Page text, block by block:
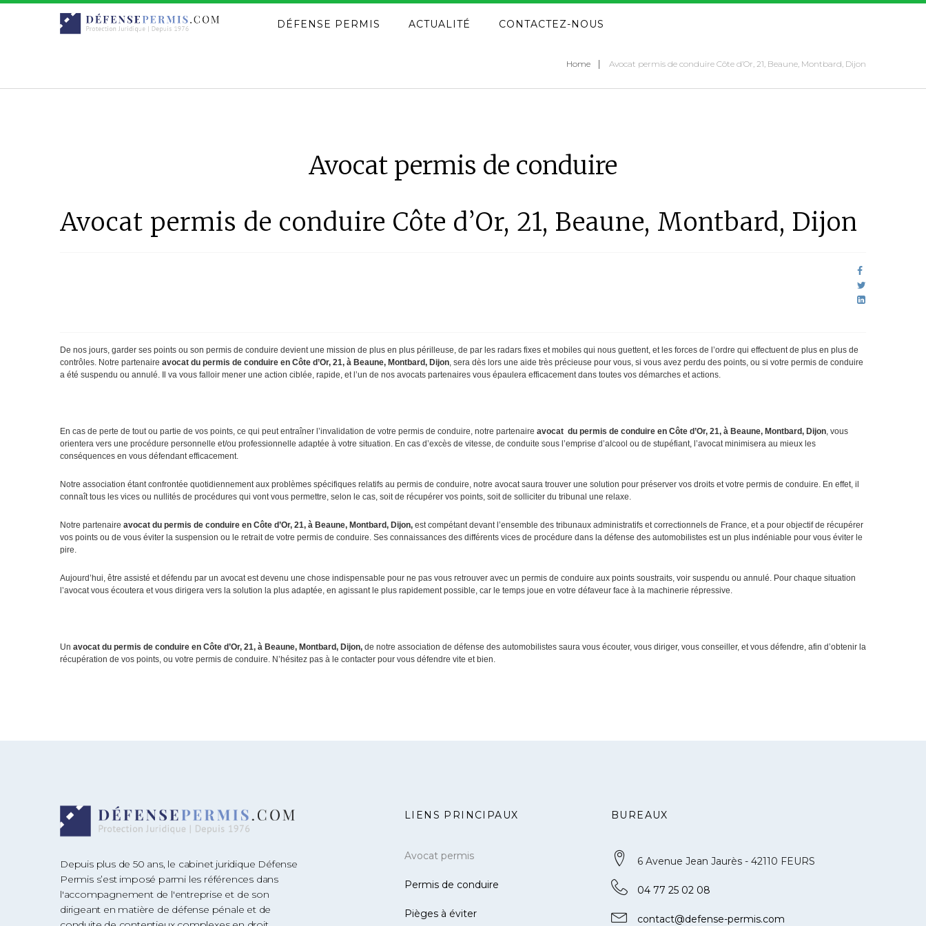
DÉFENSE PERMIS ACTUALITÉ CONTACTEZ-NOUS
Home Avocat permis de conduire Côte d’Or, 21, Beaune, Montbard, Dijon
Avocat permis de conduire
Avocat permis de conduire Côte d’Or, 21, Beaune, Montbard, Dijon
De nos jours, garder ses points ou son permis de conduire devient une mission de plus en plus périlleuse, de par les radars fixes et mobiles qui nous guettent, et les forces de l’ordre qui effectuent de plus en plus de
contrôles. Notre partenaire avocat du permis de conduire en Côte d’Or, 21, à Beaune, Montbard, Dijon, sera dès lors une aide très précieuse pour vous, si vous avez perdu des points, ou si votre permis de conduire
a été suspendu ou annulé. Il va vous falloir mener une action ciblée, rapide, et l’un de nos avocats partenaires vous épaulera efficacement dans toutes vos démarches et actions.
En cas de perte de tout ou partie de vos points, ce qui peut entraîner l’invalidation de votre permis de conduire, notre partenaire avocat du permis de conduire en Côte d’Or, 21, à Beaune, Montbard, Dijon, vous
orientera vers une procédure personnelle et/ou professionnelle adaptée à votre situation. En cas d’excès de vitesse, de conduite sous l’emprise d’alcool ou de stupéfiant, l’avocat minimisera au mieux les
conséquences en vous défendant efficacement.
Notre association étant confrontée quotidiennement aux problèmes spécifiques relatifs au permis de conduire, notre avocat saura trouver une solution pour préserver vos droits et votre permis de conduire. En effet, il
connaît tous les vices ou nullités de procédures qui vont vous permettre, selon le cas, soit de récupérer vos points, soit de solliciter du tribunal une relaxe.
Notre partenaire avocat du permis de conduire en Côte d’Or, 21, à Beaune, Montbard, Dijon, est compétant devant l’ensemble des tribunaux administratifs et correctionnels de France, et a pour objectif de récupérer
vos points ou de vous éviter la suspension ou le retrait de votre permis de conduire. Ses connaissances des différents vices de procédure dans la défense des automobilistes est un plus indéniable pour vous éviter le
pire.
Aujourd’hui, être assisté et défendu par un avocat est devenu une chose indispensable pour ne pas vous retrouver avec un permis de conduire aux points soustraits, voir suspendu ou annulé. Pour chaque situation
l’avocat vous écoutera et vous dirigera vers la solution la plus adaptée, en agissant le plus rapidement possible, car le temps joue en votre défaveur face à la machinerie répressive.
Un avocat du permis de conduire en Côte d’Or, 21, à Beaune, Montbard, Dijon, de notre association de défense des automobilistes saura vous écouter, vous diriger, vous conseiller, et vous défendre, afin d’obtenir la
récupération de vos points, ou votre permis de conduire. N’hésitez pas à le contacter pour vous défendre vite et bien.
Depuis plus de 50 ans, le cabinet juridique Défense
Permis s’est imposé parmi les références dans
l'accompagnement de l'entreprise et de son
dirigeant en matière de défense pénale et de
LIENS PRINCIPAUX
Avocat permis
Permis de conduire
Pièges à éviter
BUREAUX
6 Avenue Jean Jaurès - 42110 FEURS
04 77 25 02 08
contact@defense-permis.com